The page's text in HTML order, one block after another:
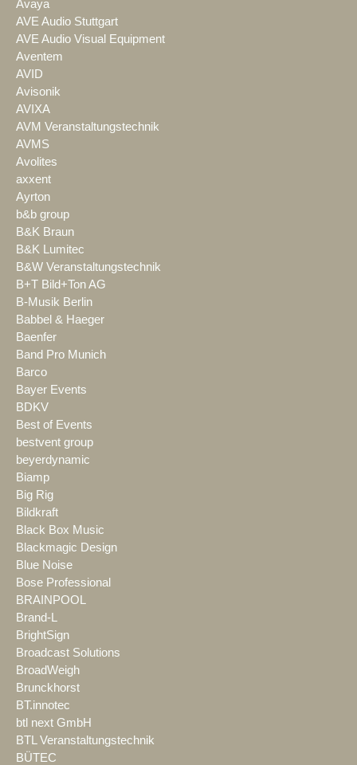
Avaya
AVE Audio Stuttgart
AVE Audio Visual Equipment
Aventem
AVID
Avisonik
AVIXA
AVM Veranstaltungstechnik
AVMS
Avolites
axxent
Ayrton
b&b group
B&K Braun
B&K Lumitec
B&W Veranstaltungstechnik
B+T Bild+Ton AG
B-Musik Berlin
Babbel & Haeger
Baenfer
Band Pro Munich
Barco
Bayer Events
BDKV
Best of Events
bestvent group
beyerdynamic
Biamp
Big Rig
Bildkraft
Black Box Music
Blackmagic Design
Blue Noise
Bose Professional
BRAINPOOL
Brand-L
BrightSign
Broadcast Solutions
BroadWeigh
Brunckhorst
BT.innotec
btl next GmbH
BTL Veranstaltungstechnik
BÜTEC